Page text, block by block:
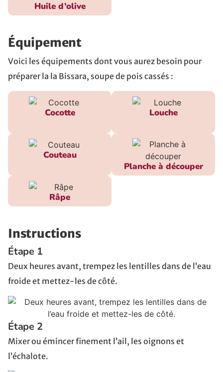
Huile d’olive
Équipement
Voici les équipements dont vous aurez besoin pour
préparer la la Bissara, soupe de pois cassés :
Cocotte Louche
Couteau
Planche à découper
Râpe
Instructions
Étape 1
Deux heures avant, trempez les lentilles dans de l’eau
froide et mettez-les de côté.
Étape 2
Mixer ou émincer finement l’ail, les oignons et
l’échalote.